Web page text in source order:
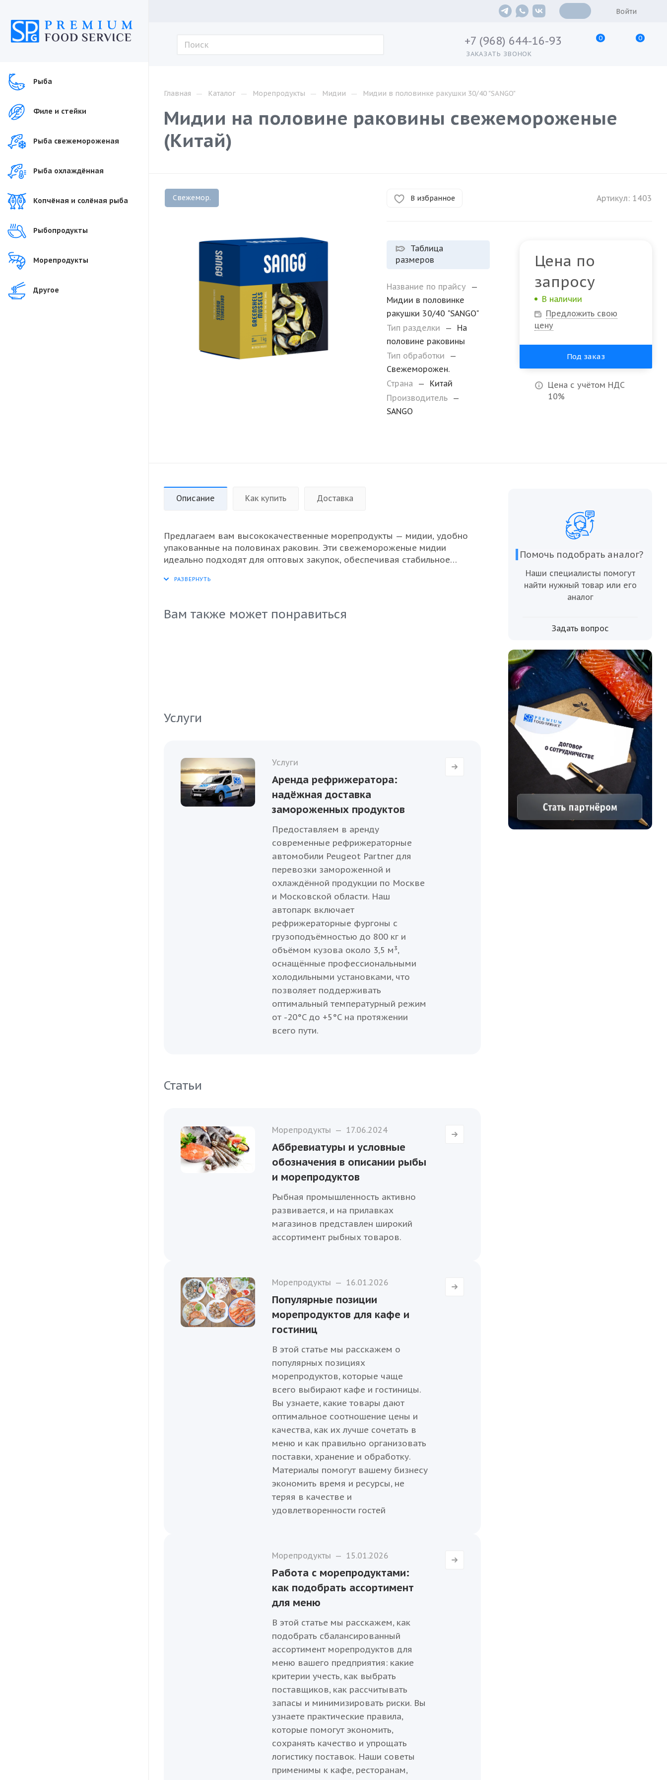
Войти
+7 (968) 644-16-93
ЗАКАЗАТЬ ЗВОНОК
0 0
Рыба
Филе и стейки
Рыба свежемороженая
Рыба охлаждённая
Копчёная и солёная рыба
Рыбопродукты
Морепродукты
Другое
Главная — Каталог — Морепродукты — Мидии — Мидии в половинке ракушки 30/40 "SANGO"
Мидии на половине раковины свежемороженые
(Китай)
Свежемор. В избранное Артикул: 1403
Таблица
размеров
Название по прайсу
—
Мидии в половинке
ракушки 30/40 "SANGO"
Тип разделки
—
На
половине раковины
Тип обработки
—
Свежеморожен.
Страна
—
Китай
Производитель —
SANGO
Цена по
запросу
В наличии
Предложить свою
цену
Под заказ
Цена с учётом НДС
10%
Описание Как купить Доставка
Предлагаем вам высококачественные морепродукты — мидии, удобно
упакованные на половинах раковин. Эти свежемороженые мидии
идеально подходят для оптовых закупок, обеспечивая стабильное
ресторанов, кафе и других предприятий общественного питания,
использовании и привлекательный внешний вид делают их
незаменимыми в оформлении ассортиментного меню. Поставляются в
Вам также может понравиться
Услуги
Услуги
Аренда рефрижератора:
надёжная доставка
замороженных продуктов
Предоставляем в аренду
современные рефрижераторные
автомобили Peugeot Partner для
перевозки замороженной и
охлаждённой продукции по Москве
и Московской области. Наш
автопарк включает
рефрижераторные фургоны с
грузоподъёмностью до 800 кг и
объёмом кузова около 3,5 м³,
оснащённые профессиональными
холодильными установками, что
позволяет поддерживать
оптимальный температурный режим
от -20°C до +5°C на протяжении
всего пути.
Статьи
Морепродукты — 17.06.2024
Аббревиатуры и условные
обозначения в описании рыбы
и морепродуктов
Рыбная промышленность активно
развивается, и на прилавках
магазинов представлен широкий
ассортимент рыбных товаров.
Морепродукты — 16.01.2026
Популярные позиции
морепродуктов для кафе и
гостиниц
В этой статье мы расскажем о
популярных позициях
морепродуктов, которые чаще
всего выбирают кафе и гостиницы.
Вы узнаете, какие товары дают
оптимальное соотношение цены и
качества, как их лучше сочетать в
меню и как правильно организовать
поставки, хранение и обработку.
Материалы помогут вашему бизнесу
экономить время и ресурсы, не
теряя в качестве и
удовлетворенности гостей
Морепродукты — 15.01.2026
Работа с морепродуктами:
как подобрать ассортимент
для меню
В этой статье мы расскажем, как
подобрать сбалансированный
ассортимент морепродуктов для
меню вашего предприятия: какие
критерии учесть, как выбрать
поставщиков, как рассчитывать
запасы и минимизировать риски. Вы
узнаете практические правила,
которые помогут экономить,
сохранять качество и упрощать
логистику поставок. Наши советы
применимы к кафе, ресторанам,
Помочь подобрать аналог?
Наши специалисты помогут
найти нужный товар или его
аналог
Задать вопрос